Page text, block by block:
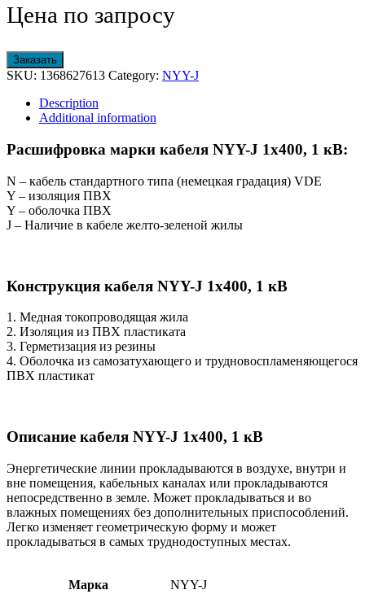
Цена по запросу
Заказать
SKU: 1368627613 Category: NYY-J
Description
Additional information
Расшифровка марки кабеля NYY-J 1х400, 1 кВ:
N – кабель стандартного типа (немецкая градация) VDE
Y – изоляция ПВХ
Y – оболочка ПВХ
J – Наличие в кабеле желто-зеленой жилы
Конструкция кабеля NYY-J 1х400, 1 кВ
1. Медная токопроводящая жила
2. Изоляция из ПВХ пластиката
3. Герметизация из резины
4. Оболочка из самозатухающего и трудновоспламеняющегося
ПВХ пластикат
Описание кабеля NYY-J 1х400, 1 кВ
Энергетические линии прокладываются в воздухе, внутри и
вне помещения, кабельных каналах или прокладываются
непосредственно в земле. Может прокладываться и во
влажных помещениях без дополнительных приспособлений.
Легко изменяет геометрическую форму и может
прокладываться в самых труднодоступных местах.
Марка NYY-J